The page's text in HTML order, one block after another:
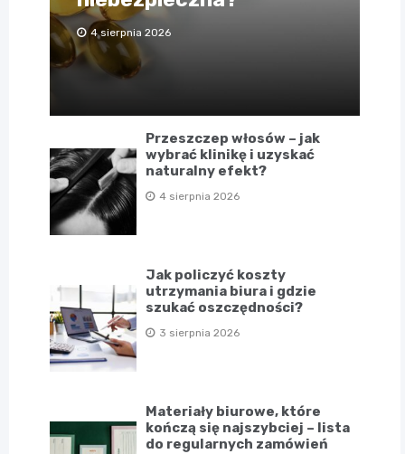
4 sierpnia 2026
Przeszczep włosów – jak
wybrać klinikę i uzyskać
naturalny efekt?
4 sierpnia 2026
Jak policzyć koszty
utrzymania biura i gdzie
szukać oszczędności?
3 sierpnia 2026
Materiały biurowe, które
kończą się najszybciej – lista
do regularnych zamówień